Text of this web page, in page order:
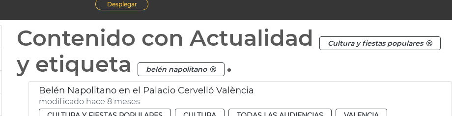
Desplegar
Contenido con Actualidad Cultura y fiestas populares
y etiqueta belén napolitano .
Belén Napolitano en el Palacio Cervelló València
modificado hace 8 meses